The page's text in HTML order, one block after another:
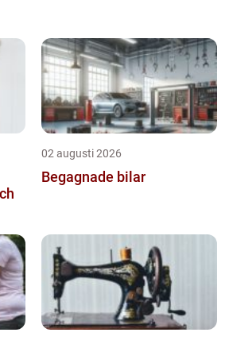
02 augusti 2026
Begagnade bilar